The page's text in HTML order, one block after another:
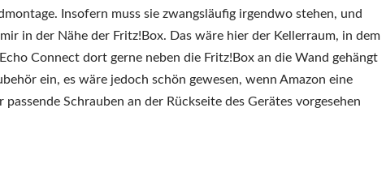
Insofern muss sie zwangsläufig irgendwo stehen, und
in der Nähe der Fritz!Box. Das wäre hier der Kellerraum, in dem
Connect dort gerne neben die Fritz!Box an die Wand gehängt
ein, es wäre jedoch schön gewesen, wenn Amazon eine
Schrauben an der Rückseite des Gerätes vorgesehen